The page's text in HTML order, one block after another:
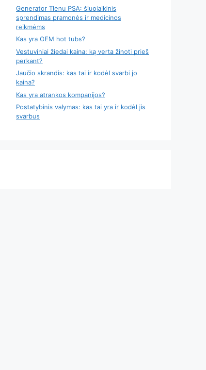
Generator Tlenu PSA: šiuolaikinis
sprendimas pramonės ir medicinos
reikmėms
Kas yra OEM hot tubs?
Vestuviniai žiedai kaina: ką verta žinoti prieš
perkant?
Jaučio skrandis: kas tai ir kodėl svarbi jo
kaina?
Kas yra atrankos kompanijos?
Postatybinis valymas: kas tai yra ir kodėl jis
svarbus